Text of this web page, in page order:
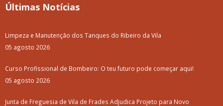
Últimas Notícias
Limpeza e Manutenção dos Tanques do Ribeiro da Vila
05 agosto 2026
Curso Profissional de Bombeiro: O teu futuro pode começar aqui!
05 agosto 2026
Junta de Freguesia de Vila de Frades Adjudica Projeto para Novo